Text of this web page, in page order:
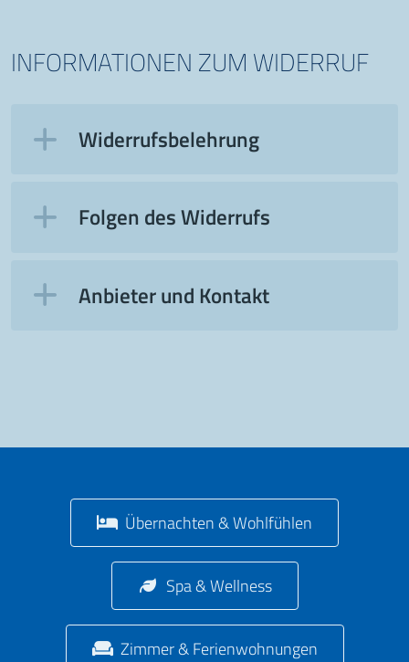
INFORMATIONEN ZUM WIDERRUF
Widerrufsbelehrung
Folgen des Widerrufs
Anbieter und Kontakt
Übernachten & Wohlfühlen
Spa & Wellness
Zimmer & Ferienwohnungen